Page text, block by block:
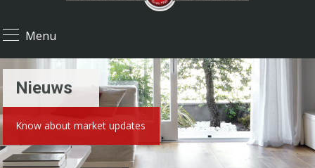
Menu
Nieuws
Know about market updates